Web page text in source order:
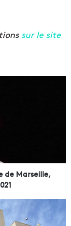
sur le site
de Marseille,